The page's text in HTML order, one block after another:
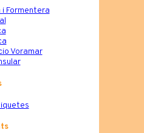
i Formentera
Voramar